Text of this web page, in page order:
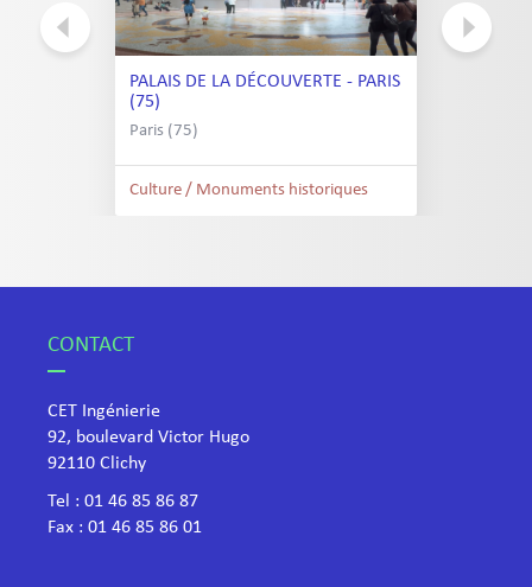
PALAIS DE LA DÉCOUVERTE - PARIS
(75)
Paris (75)
Culture / Monuments historiques
CONTACT
CET Ingénierie
92, boulevard Victor Hugo
​92110 Clichy
Tel : 01 46 85 86 87
Fax : 01 46 85 86 01